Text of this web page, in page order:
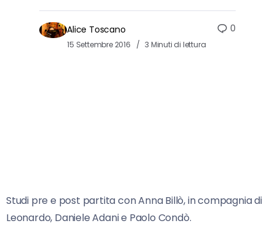
Alice Toscano
15 Settembre 2016 3 Minuti di lettura
0
Studi pre e post partita con Anna Billò, in compagnia di
Leonardo, Daniele Adani e Paolo Condò.